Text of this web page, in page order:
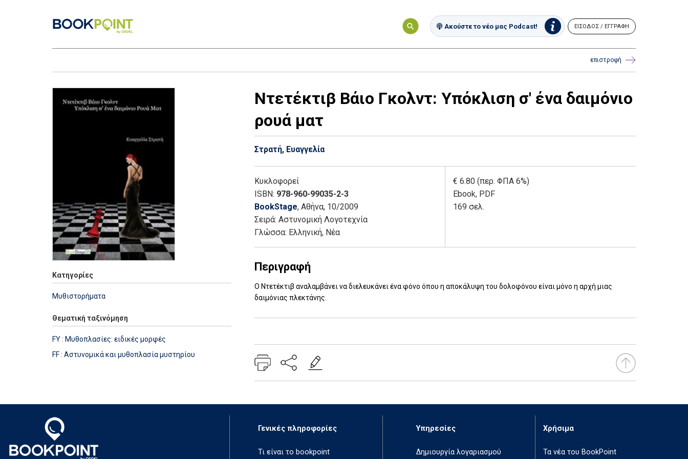
Ακούστε το νέο μας Podcast! ΕΙΣΟΔΟΣ / ΕΓΓΡΑΦΗ
επιστροφή
Κατηγορίες
Μυθιστορήματα
Θεματική ταξινόμηση
FY : Μυθοπλασίες: ειδικές μορφές
FF : Αστυνομικά και μυθοπλασία μυστηρίου
Ντετέκτιβ Βάιο Γκολντ: Υπόκλιση σ' ένα δαιμόνιο
ρουά ματ
Στρατή, Ευαγγελία
Κυκλοφορεί
ISBN: 978-960-99035-2-3
BookStage, Αθήνα, 10/2009
Σειρά: Αστυνομική Λογοτεχνία
Γλώσσα: Ελληνική, Νέα
€ 6.80 (περ. ΦΠΑ 6%)
Ebook, PDF
169 σελ.
Περιγραφή
Ο Ντετέκτιβ αναλαμβάνει να διελευκάνει ένα φόνο όπου η αποκάλυψη του δολοφόνου είναι μόνο η αρχή μιας
δαιμόνιας πλεκτάνης.
Γενικές πληροφορίες
Τι είναι το bookpoint
Υπηρεσίες
Δημιουργία λογαριασμού
Χρήσιμα
Τα νέα του BookPoint